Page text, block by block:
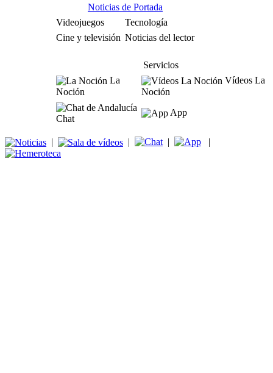
Noticias de Portada
Videojuegos
Tecnología
Cine y televisión Noticias del lector
Servicios
La
Noción
Vídeos La
Noción
Chat
App
| | | |